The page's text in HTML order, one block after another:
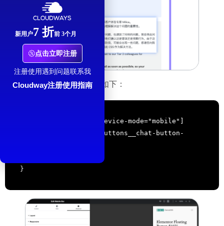
官方也提供一段修正的代码如下：
body[data-elementor-device-mode="mobile"]
selector .e-contact-buttons__chat-button-
}
新用户7 折前 3个月
点击立即注册
注册使用遇到问题联系我
Cloudway注册使用指南